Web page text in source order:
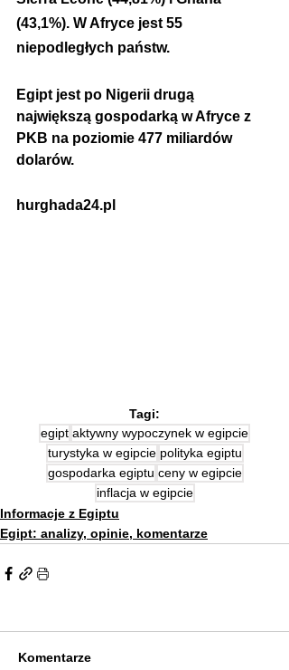
(43,1%). W Afryce jest 55
niepodległych państw.
Egipt jest po Nigerii drugą
największą gospodarką w Afryce z
PKB na poziomie 477 miliardów
dolarów.
hurghada24.pl
Tagi:
egipt aktywny wypoczynek w egipcie
turystyka w egipcie polityka egiptu
gospodarka egiptu ceny w egipcie
inflacja w egipcie
Informacje z Egiptu
Egipt: analizy, opinie, komentarze
Komentarze